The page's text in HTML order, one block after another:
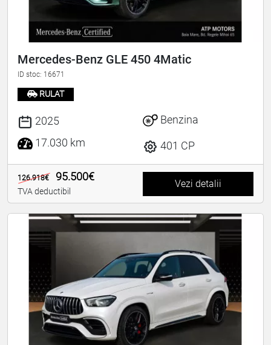
Mercedes-Benz GLE 450 4Matic
ID stoc: 16671
RULAT
2025
17.030 km
Benzina
401 CP
126.918€ 95.500€
TVA deductibil
Vezi detalii